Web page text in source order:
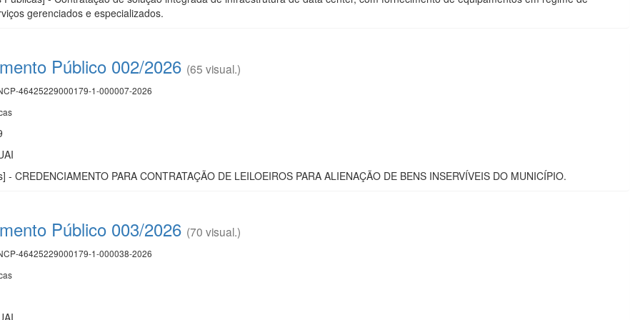
gerenciados e especializados.
Público 002/2026 (65 visual.)
46425229000179-1-000007-2026
CREDENCIAMENTO PARA CONTRATAÇÃO DE LEILOEIROS PARA ALIENAÇÃO DE BENS INSERVÍVEIS DO MUNICÍPIO.
Público 003/2026 (70 visual.)
46425229000179-1-000038-2026